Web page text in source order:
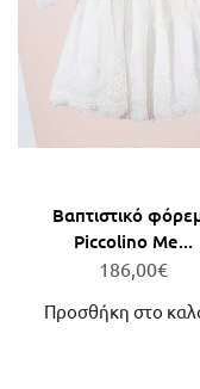
Βαπτιστικό
Piccolino Me...
186,00€
Προσθήκη στο